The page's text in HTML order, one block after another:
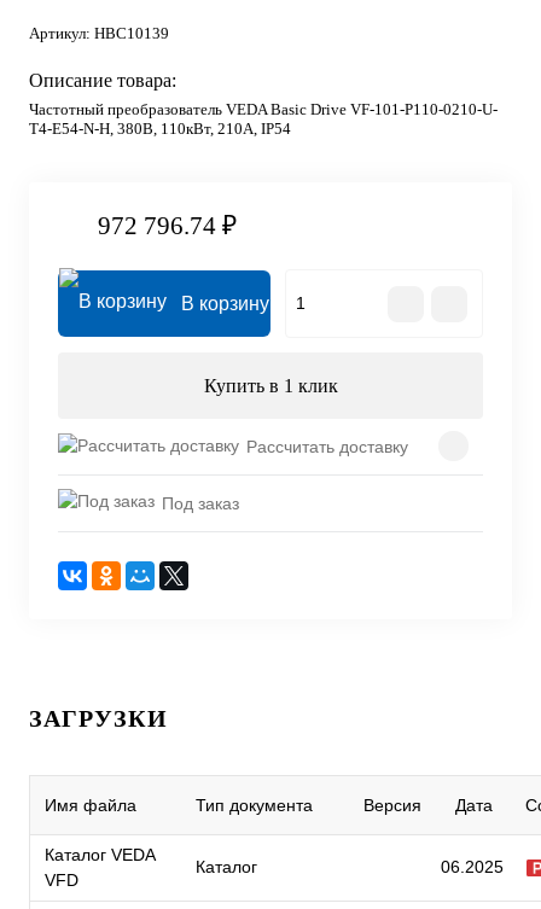
Артикул: HBC10139
Описание товара:
Частотный преобразователь VEDA Basic Drive VF-101-P110-0210-U-
T4-E54-N-H, 380В, 110кВт, 210А, IP54
972 796.74 ₽
В корзину
Купить в 1 клик
Рассчитать доставку
Под заказ
ЗАГРУЗКИ
Имя файла Тип документа Версия Дата
Каталог VEDA
VFD
Каталог 06.2025